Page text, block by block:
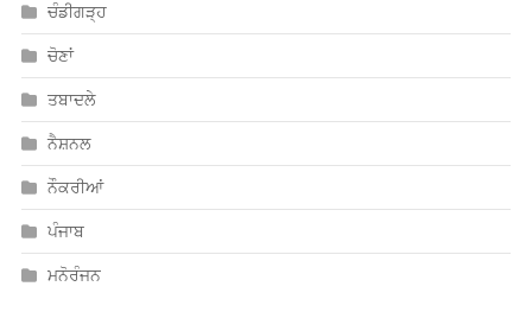
ਚੰਡੀਗੜ੍ਹ
ਚੋਣਾਂ
ਤਬਾਦਲੇ
ਨੈਸ਼ਨਲ
ਨੌਕਰੀਆਂ
ਪੰਜਾਬ
ਮਨੋਰੰਜਨ